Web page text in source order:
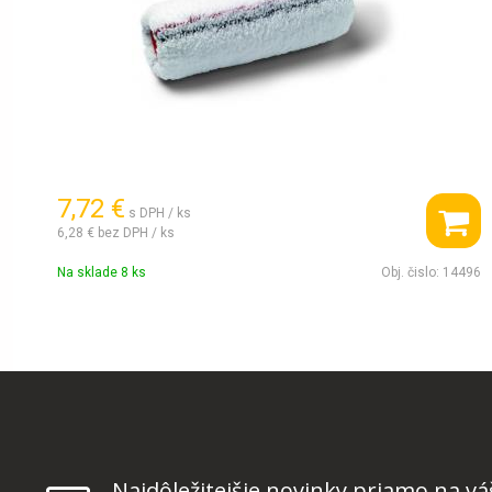
7,72 € s DPH / ks
6,28 € bez DPH / ks
Na sklade 8 ks Obj. čislo: 14496